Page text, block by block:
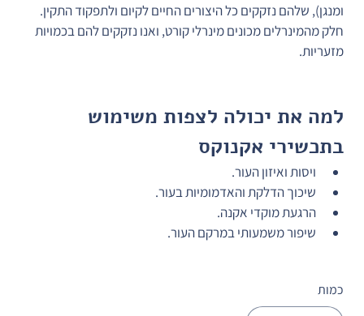
ומנגן), שלהם נזקקים כל היצורים החיים לקיום ולתפקוד התקין.
חלק מהמינרלים מכונים מינרלי קורט, ואנו נזקקים להם בכמויות
מזעריות.
למה את יכולה לצפות משימוש
בתכשירי אקנוקס
ויסות ואיזון העור.
שיכוך הדלקת והאדמומיות בעור.
הרגעת מוקדי אקנה.
שיפור משמעותי במרקם העור.
כמות